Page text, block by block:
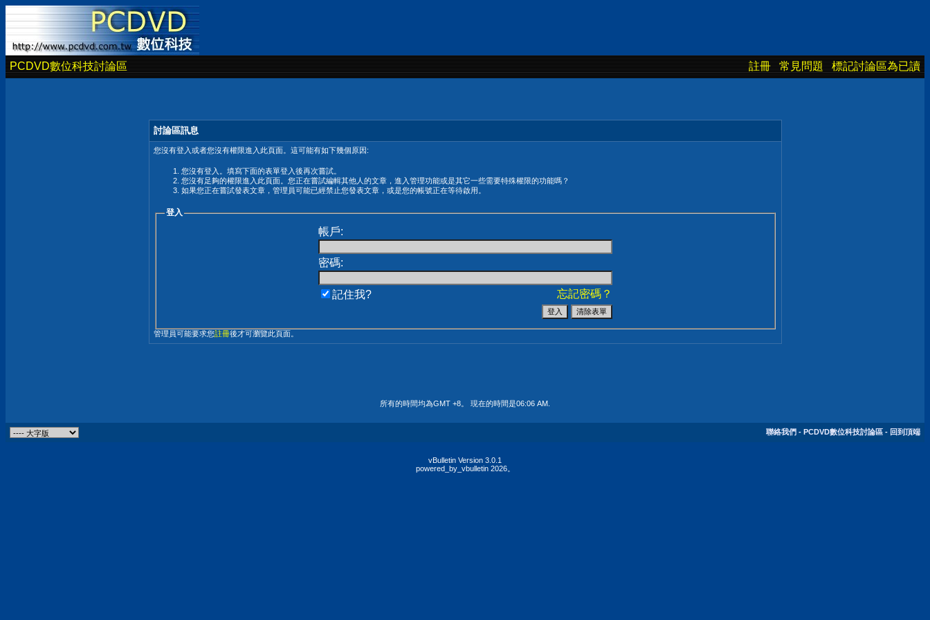
PCDVD數位科技討論區 註冊 常見問題 標記討論區為已讀
討論區訊息
您沒有登入或者您沒有權限進入此頁面。這可能有如下幾個原因:
您沒有登入。填寫下面的表單登入後再次嘗試。
您沒有足夠的權限進入此頁面。您正在嘗試編輯其他人的文章，進入管理功能或是其它一些需要特殊權限的功能嗎？
如果您正在嘗試發表文章，管理員可能已經禁止您發表文章，或是您的帳號正在等待啟用。
登入
帳戶:
密碼:
忘記密碼？
記住我?
管理員可能要求您註冊後才可瀏覽此頁面。
所有的時間均為GMT +8。 現在的時間是06:06 AM
聯絡我們 - PCDVD數位科技討論區 - 回到頂端
vBulletin Version 3.0.1
powered_by_vbulletin 2026。